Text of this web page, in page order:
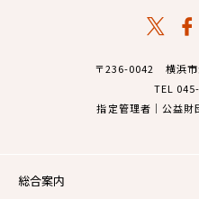
〒236-0042 横浜市
TEL
指定管理者｜公益財
総合案内